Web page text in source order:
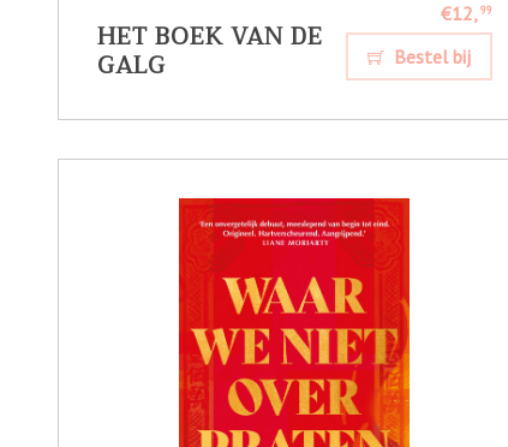
HET BOEK VAN DE
GALG
€12,99
Bestel bij